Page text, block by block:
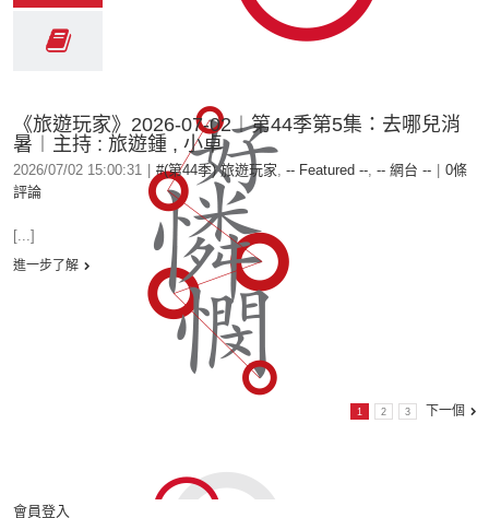
《旅遊玩家》2026-07-02︱第44季第5集：去哪兒消
暑︱主持 : 旅遊鍾 , 小卓
2026/07/02 15:00:31 #(第44季) 旅遊玩家, -- Featured --, -- 網台 --
0條
評論
[...]
進一步了解
1 2 3 下一個
會員登入